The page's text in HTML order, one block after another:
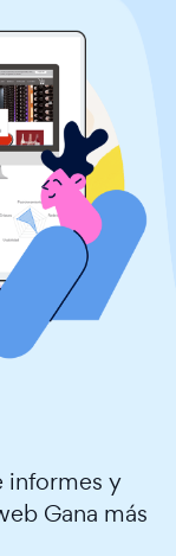
informes y
Gana más